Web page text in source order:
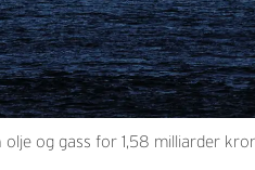
og gass for 1,58 milliarder